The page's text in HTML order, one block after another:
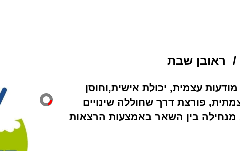
/ ראובן שבת
עצמית, יכולת אישית,וחוסן
פורצת דרך שחוללה שינויים
בין השאר באמצעות הרצאות